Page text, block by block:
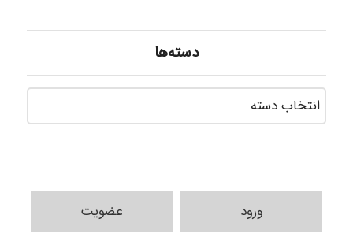
دسته‌ها
ورود عضویت